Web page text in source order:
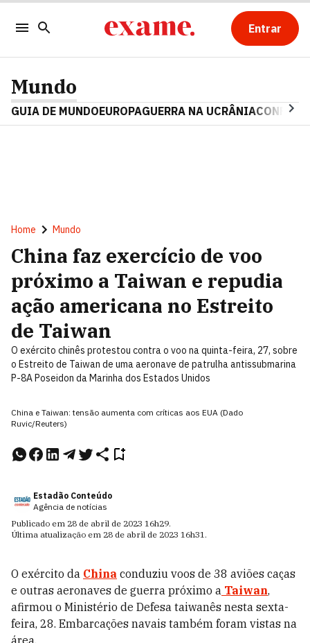
Entrar
Mundo
GUIA DE MUNDOEUROPAGUERRA NA UCRÂNIA
Home Mundo
China faz exercício de voo
próximo a Taiwan e repudia
ação americana no Estreito
de Taiwan
O exército chinês protestou contra o voo na quinta-feira, 27, sobre
o Estreito de Taiwan de uma aeronave de patrulha antissubmarina
P-8A Poseidon da Marinha dos Estados Unidos
China e Taiwan: tensão aumenta com críticas aos EUA (Dado
Ruvic/Reuters)
Estadão Conteúdo
Agência de notícias
Publicado em 28 de abril de 2023 16h29.
Última atualização em 28 de abril de 2023 16h31.
O exército da China conduziu voos de 38 aviões caças
e outras aeronaves de guerra próximo a Taiwan,
afirmou o Ministério de Defesa taiwanês nesta sexta-
feira, 28. Embarcações navais também foram vistas na
área.